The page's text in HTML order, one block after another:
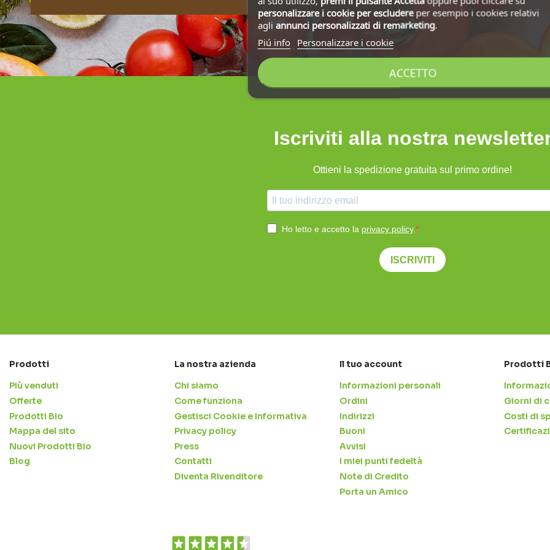
Iscriviti alla nostra
Ottieni la spedizione gratuita sul primo ordine!
Ho letto e accetto la privacy policy.
ISCRIVITI
Prodotti
Più venduti
Offerte
Prodotti Bio
Mappa del sito
Nuovi Prodotti Bio
Blog
La nostra azienda
Chi siamo
Come funziona
Gestisci Cookie e Informativa
Privacy policy
Press
Contatti
Diventa Rivenditore
Il tuo account
Informazioni personali
Ordini
Indirizzi
Buoni
Avvisi
I miei punti fedeltà
Note di Credito
Porta un Amico
Prodotti
Giorni di
Costi di
personalizzare i cookie per escludereper esempio i cookies relativi
agli annunci personalizzati di remarketing.
Piú info
Personalizzare i cookie
ACCETTO